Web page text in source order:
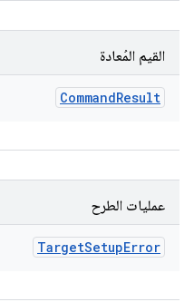
القيم المُعادة
CommandResult
عمليات الطرح
TargetSetupError